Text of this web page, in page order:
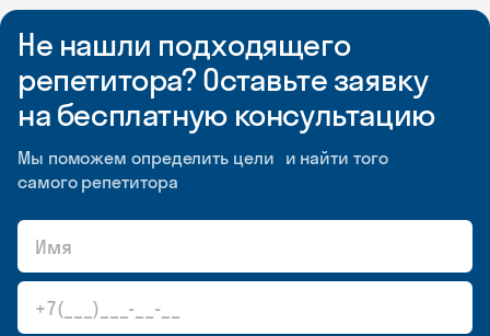
Не нашли подходящего
репетитора? Оставьте заявку
на бесплатную консультацию
Мы поможем определить цели и найти того
самого репетитора